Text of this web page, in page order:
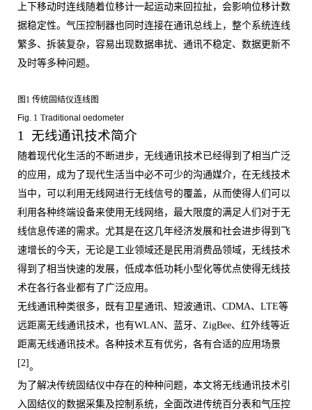
上下移动时连线随着位移计一起运动来回拉扯，会影响位移计数
据稳定性。气压控制器也同时连接在通讯总线上，整个系统连线
繁多、拆装复杂，容易出现数据串扰、通讯不稳定、数据更新不
及时等多种问题。
图 1 传统固结仪连线图
Fig. 1 Traditional oedometer
1 无线通讯技术简介
随着现代化生活的不断进步，无线通讯技术已经得到了相当广泛
的应用，成为了现代生活当中必不可少的沟通媒介，在无线技术
当中，可以利用无线网进行无线信号的覆盖，从而使得人们可以
利用各种终端设备来使用无线网络，最大限度的满足人们对于无
线信息传递的需求。尤其是在这几年经济发展和社会进步得到飞
速增长的今天， 无论是工业领域还是民用消费品领域， 无线技术
得到了相当快速的发展， 低成本低功耗小型化等优点使得无线技
术在各行各业都有了广泛应用。
无线通讯种类很多，既有卫星通讯、短波通讯、 CDMA、 LTE等
远距离无线通讯技术，也有WLAN、蓝牙、 ZigBee、红外线等近
距离无线通讯技术。各种技术互有优劣，各有合适的应用场景
[2]。
为了解决传统固结仪中存在的种种问题，本文将无线通讯技术引
入固结仪的数据采集及控制系统，全面改进传统百分表和气压控